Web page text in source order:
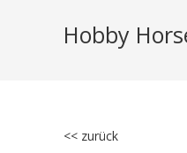
Hobby
<< zurück